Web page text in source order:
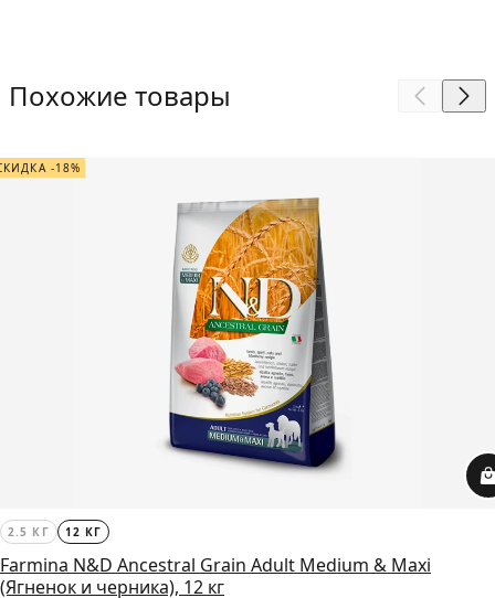
Похожие товары
-18%
2.5 КГ 12 КГ
Farmina N&D Ancestral Grain Adult Medium & Maxi
(Ягненок и черника), 12 кг